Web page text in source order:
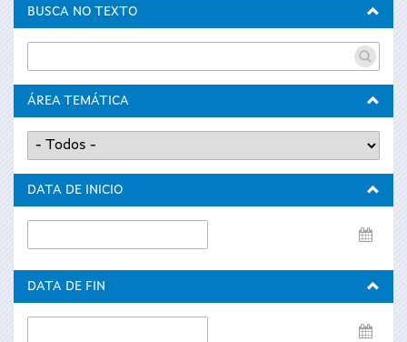
BUSCA NO TEXTO
ÁREA TEMÁTICA
DATA DE INICIO
de
DATA DE FIN